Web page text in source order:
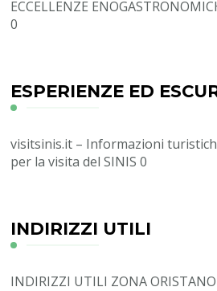
ECCELLENZE
0
ESPERIENZE ED
visitsinis.it – Informazioni
per la visita del SINIS 0
INDIRIZZI UTILI
INDIRIZZI UTILI ZONA ORISTANO